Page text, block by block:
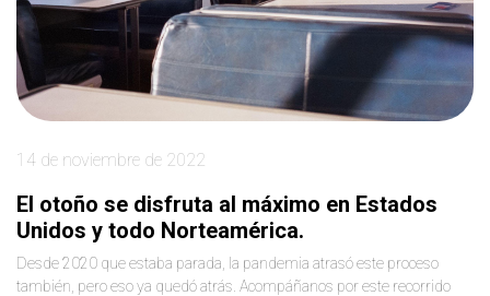
14 de noviembre de 2022
El otoño se disfruta al máximo en Estados
Unidos y todo Norteamérica.
Desde 2020 que estaba parada, la pandemia atrasó este proceso
también, pero eso ya quedó atrás. Acompáñanos por este recorrido